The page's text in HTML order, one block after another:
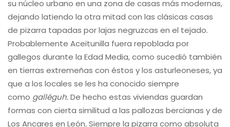
su núcleo urbano en una zona de casas más modernas,
dejando latiendo la otra mitad con las clásicas casas
de pizarra tapadas por lajas negruzcas en el tejado.
Probablemente Aceitunilla fuera repoblada por
gallegos durante la Edad Media, como sucedió también
en tierras extremeñas con éstos y los asturleoneses, ya
que a los locales se les ha conocido siempre
como galléguh.De hecho estas viviendas guardan
formas con cierta similitud a las pallozas bercianas y de
Los Ancares en León.Siempre la pizarra como absoluta